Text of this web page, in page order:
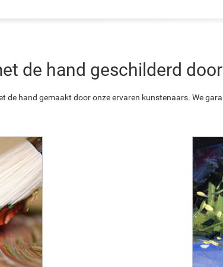
de hand geschilderd
de hand gemaakt door onze ervaren kunstenaars. We